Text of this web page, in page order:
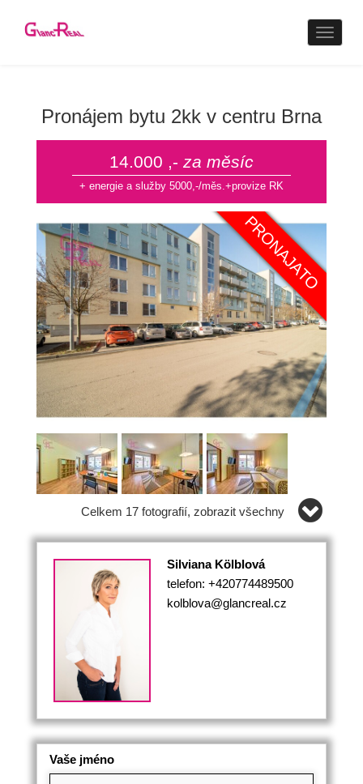
Pronájem bytu 2kk v centru Brna
14.000 ,- za měsíc
+ energie a služby 5000,-/měs.+provize RK
Celkem 17 fotografií, zobrazit všechny
Silviana Kölblová
telefon: +420774489500
kolblova@glancreal.cz
Vaše jméno